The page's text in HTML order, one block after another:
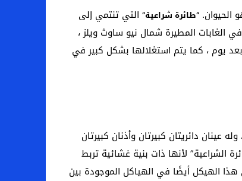
“طائرة شراعية”التي تنتمي إلى
الغابات المطيرة شمال نيو ساوث ويلز ،
يوم ، كما يتم استغلالها بشكل كبير في
الأوكالبت في شرق أستراليا ، ويعتبر أصغر حيوان ثديي منزلق في العالم ، ويزن حوالي 12 جرامًا ، وله عينان دائريتان كبيرتان وأذنان كبيرتان
لأنها ذات بنية غشائية تربط
هذا الهيكل أيضًا في الهياكل الموجودة بين